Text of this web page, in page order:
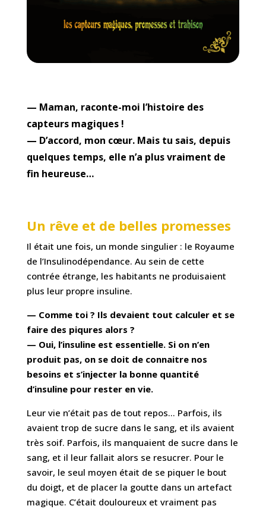
— Maman, raconte-moi l’histoire des
capteurs magiques !
— D’accord, mon cœur. Mais tu sais, depuis
quelques temps, elle n’a plus vraiment de
fin heureuse…
Un rêve et de belles promesses
Il était une fois, un monde singulier : le Royaume
de l’Insulinodépendance. Au sein de cette
contrée étrange, les habitants ne produisaient
plus leur propre insuline.
— Comme toi ? Ils devaient tout calculer et se
faire des piqures alors ?
— Oui, l’insuline est essentielle. Si on n’en
produit pas, on se doit de connaitre nos
besoins et s’injecter la bonne quantité
d’insuline pour rester en vie.
Leur vie n’était pas de tout repos… Parfois, ils
avaient trop de sucre dans le sang, et ils avaient
très soif. Parfois, ils manquaient de sucre dans le
sang, et il leur fallait alors se resucrer. Pour le
savoir, le seul moyen était de se piquer le bout
du doigt, et de placer la goutte dans un artefact
magique. C’était douloureux et vraiment pas